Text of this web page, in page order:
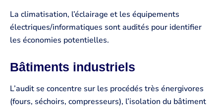
La climatisation, l’éclairage et les équipements
électriques/informatiques sont audités pour identifier
les économies potentielles.
Bâtiments industriels
L’audit se concentre sur les procédés très énergivores
(fours, séchoirs, compresseurs), l’isolation du bâtiment